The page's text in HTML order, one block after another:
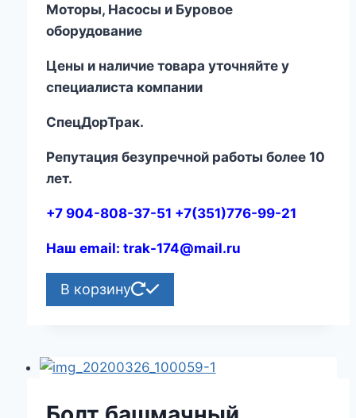
Моторы, Насосы и Буровое
оборудование
Цены и наличие товара уточняйте у
специалиста компании
СпецДорТрак.
Репутация безупречной работы более 10
лет.
+7 904-808-37-51 +7(351)776-99-21
Наш email: trak-174@mail.ru
В корзину